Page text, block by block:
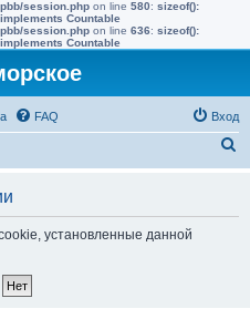
session.php on line 580: sizeof():
Countable
session.php on line 636: sizeof():
Countable
FAQ Вход
установленные данной